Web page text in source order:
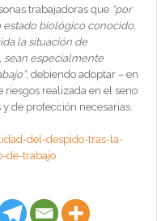
trabajadoras que “por
estado biológico conocido,
la situación de
sean especialmente
, debiendo adoptar – en
realizada en el seno
de protección necesarias.
del-despido-tras-la-
de-trabajo